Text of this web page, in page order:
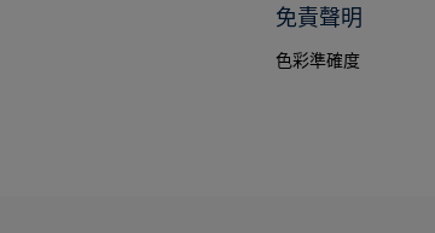
免責聲明
色彩準確度